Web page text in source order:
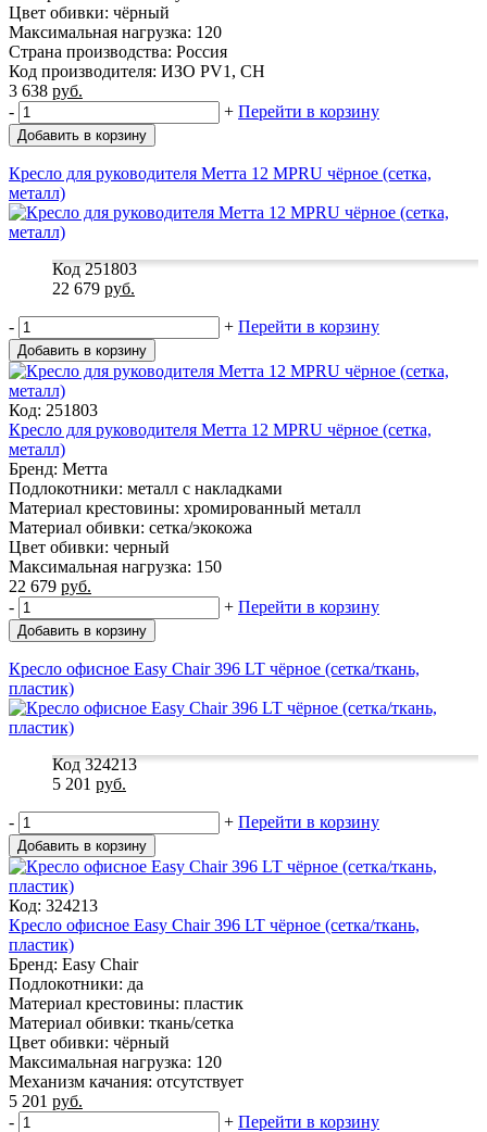
Цвет обивки: чёрный
Максимальная нагрузка: 120
Страна производства: Россия
Код производителя: ИЗО PV1, CH
3 638 руб.
-
+ Перейти в корзину
Добавить в корзину
Кресло для руководителя Метта 12 MPRU чёрное (сетка,
металл)
Код 251803
22 679 руб.
- + Перейти в корзину
Добавить в корзину
Код: 251803
Кресло для руководителя Метта 12 MPRU чёрное (сетка,
металл)
Бренд: Метта
Подлокотники: металл с накладками
Материал крестовины: хромированный металл
Материал обивки: сетка/экокожа
Цвет обивки: черный
Максимальная нагрузка: 150
22 679 руб.
-
+ Перейти в корзину
Добавить в корзину
Кресло офисное Easy Chair 396 LT чёрное (сетка/ткань,
пластик)
Код 324213
5 201 руб.
- + Перейти в корзину
Добавить в корзину
Код: 324213
Кресло офисное Easy Chair 396 LT чёрное (сетка/ткань,
пластик)
Бренд: Easy Chair
Подлокотники: да
Материал крестовины: пластик
Материал обивки: ткань/сетка
Цвет обивки: чёрный
Максимальная нагрузка: 120
Механизм качания: отсутствует
5 201 руб.
-
+ Перейти в корзину